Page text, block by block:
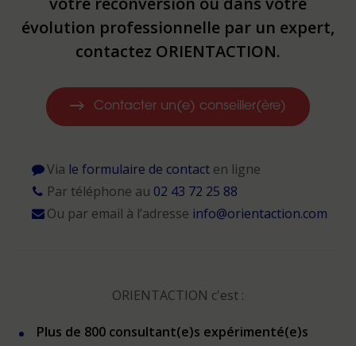
évolution professionnelle par un expert,
contactez ORIENTACTION.
Contacter un(e) conseiller(ère)
Via le formulaire de contacten ligne
Par téléphone au 02 43 72 25 88
Ou par email à l’adresse info@orientaction.com
ORIENTACTION c'est :
Plus de 800 consultant(e)s expérimenté(e)s